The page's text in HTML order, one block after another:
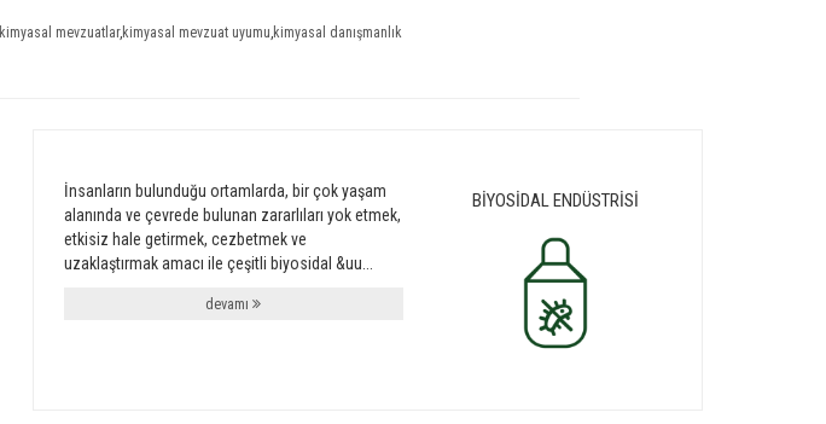
kimyasal mevzuatlar,kimyasal mevzuat uyumu,kimyasal danışmanlık
İnsanların bulunduğu ortamlarda, bir çok yaşam
alanında ve çevrede bulunan zararlıları yok etmek,
etkisiz hale getirmek, cezbetmek ve
uzaklaştırmak amacı ile çeşitli biyosidal &uu...
devamı
BİYOSİDAL ENDÜSTRİSİ